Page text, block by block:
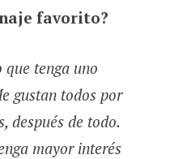
favorito?
tenga uno
gustan todos por
después de todo.
mayor interés